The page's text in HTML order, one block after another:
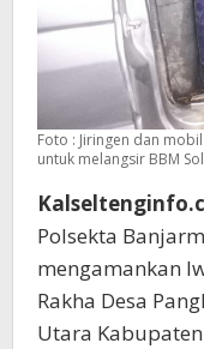
Foto : Jiringen dan
untuk melangsir BBM
Polsekta
mengamankan
Rakha Desa
Utara